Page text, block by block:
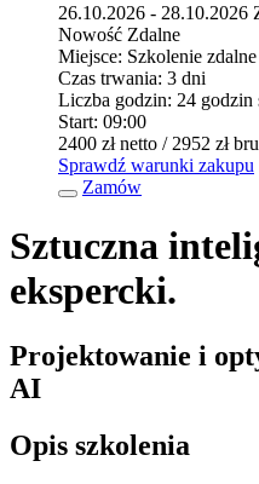
26.10.2026 - 28.10.2026
Nowość Zdalne
Miejsce: Szkolenie zdalne
Czas trwania: 3 dni
Liczba godzin: 24 godzin
Start: 09:00
2400 złnetto / 2952 zł
Sprawdź warunki zakupu
Zamów
Sztuczna
ekspercki.
Projektowanie i
AI
Opis szkolenia